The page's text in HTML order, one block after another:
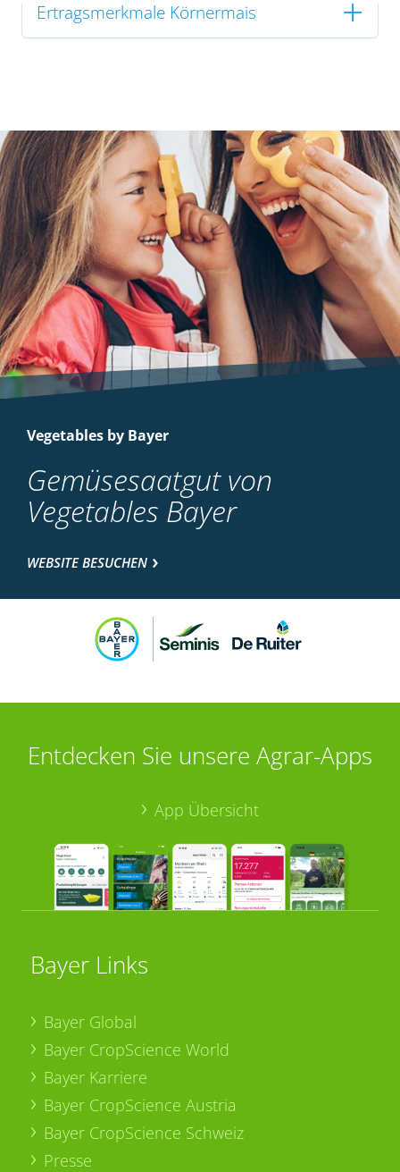
Ertragsmerkmale Körnermais
Vegetables by Bayer
Gemüsesaatgut von
Vegetables Bayer
WEBSITE BESUCHEN
Entdecken Sie unsere Agrar-Apps
App Übersicht
Bayer Links
Bayer Global
Bayer CropScience World
Bayer Karriere
Bayer CropScience Austria
Bayer CropScience Schweiz
Presse